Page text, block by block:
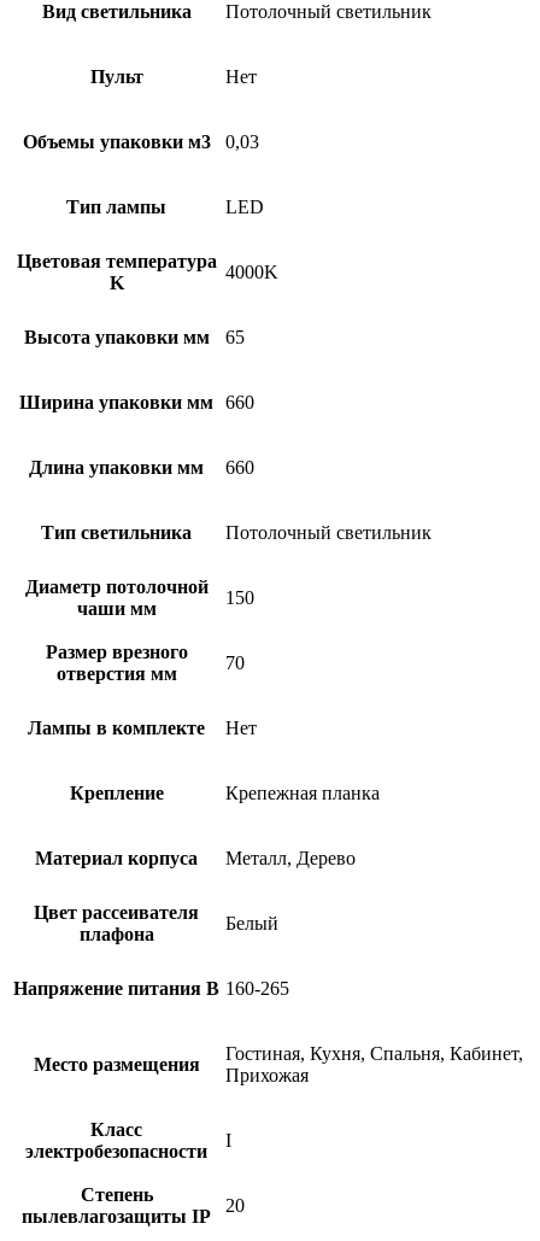
Вид светильника Потолочный светильник
Пульт Нет
Объемы упаковки м3 0,03
Тип лампы LED
Цветовая температура
K
4000K
Высота упаковки мм 65
Ширина упаковки мм 660
Длина упаковки мм 660
Тип светильника Потолочный светильник
Диаметр потолочной
чаши мм
150
Размер врезного
отверстия мм
70
Лампы в комплекте Нет
Крепление Крепежная планка
Материал корпуса Металл, Дерево
Цвет рассеивателя
плафона
Белый
Напряжение питания В 160-265
Место размещения
Гостиная, Кухня, Спальня, Кабинет,
Прихожая
Класс
электробезопасности
I
Степень
пылевлагозащиты IP
20